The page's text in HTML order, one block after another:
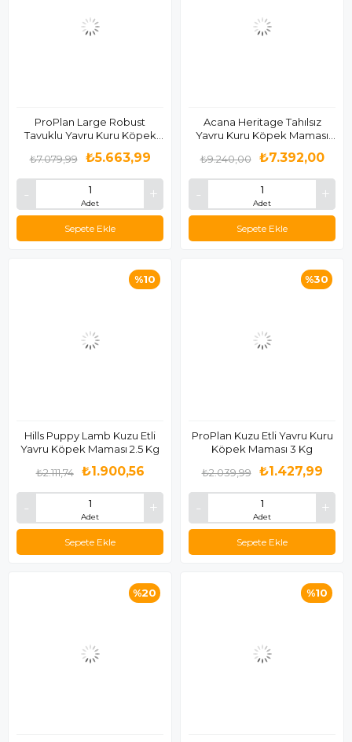
ProPlan Large Robust
Tavuklu Yavru Kuru Köpek
Adet
₺5.663,99
₺7.079,99
Sepete Ekle
Acana Heritage Tahılsız
Yavru Kuru Köpek Maması
Adet
₺7.392,00
₺9.240,00
Sepete Ekle
Hills Puppy Lamb Kuzu Etli
Yavru Köpek Maması 2.5 Kg
Adet
₺1.900,56
₺2.111,74
Sepete Ekle
%10
ProPlan Kuzu Etli Yavru Kuru
Köpek Maması 3 Kg
Adet
₺1.427,99
₺2.039,99
Sepete Ekle
%30
%20 %10